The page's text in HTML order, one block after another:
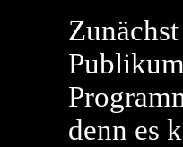
denn es